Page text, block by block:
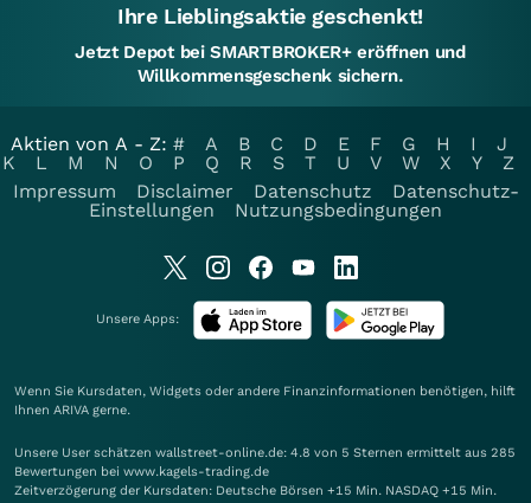
Ihre Lieblingsaktie geschenkt!
Jetzt Depot bei SMARTBROKER+ eröffnen und
Willkommensgeschenk sichern.
Aktien von A - Z: # A B C D E F G H I
J
K
L M N O P Q R S T U V W X Y
Z
Impressum
Disclaimer Datenschutz
Datenschutz-
Einstellungen
Nutzungsbedingungen
Unsere Apps:
Wenn Sie Kursdaten, Widgets oder andere Finanzinformationen benötigen, hilft
Ihnen ARIVA gerne.
Unsere User schätzen wallstreet-online.de: 4.8 von 5 Sternen ermittelt aus 285
Bewertungen bei www.kagels-trading.de
Zeitverzögerung der Kursdaten: Deutsche Börsen +15 Min. NASDAQ +15 Min.